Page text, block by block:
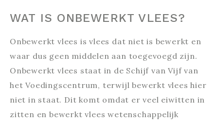
WAT IS ONBEWERKT VLEES?
Onbewerkt vlees is vlees dat niet is bewerkt en
waar dus geen middelen aan toegevoegd zijn.
Onbewerkt vlees staat in de Schijf van Vijf van
het Voedingscentrum, terwijl bewerkt vlees hier
niet in staat. Dit komt omdat er veel eiwitten in
zitten en bewerkt vlees wetenschappelijk